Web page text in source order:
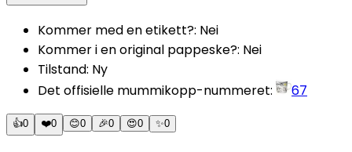
Kommer med en etikett?: Nei
Kommer i en original pappeske?: Nei
Tilstand: Ny
Det offisielle mummikopp-nummeret: 67
👍0 ❤️0 😊0 🎉0 😍0 ✨0